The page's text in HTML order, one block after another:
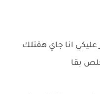
انا جاي هقتلك
بقا